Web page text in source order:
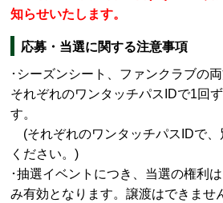
知らせいたします。
応募・当選に関する注意事項
･シーズンシート、ファンクラブの
それぞれのワンタッチパスIDで1回
す。
(それぞれのワンタッチパスIDで、
ください。)
･抽選イベントにつき、当選の権利
み有効となります。譲渡はできませ